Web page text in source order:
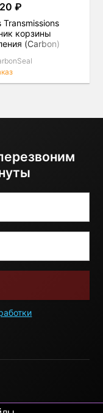
₽
Transmissions
корзины
(Carbon)